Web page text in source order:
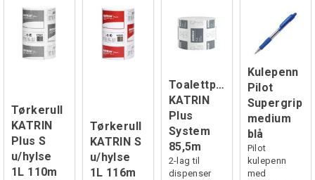
Tørkerull
KATRIN
Plus S
u/hylse
1L 110m
Tørkerull
KATRIN S
u/hylse
1L 116m
Toalettpapir
KATRIN
Plus
System
85,5m
2-lag til
dispenser
Kulepenn
Pilot
Supergrip
medium
blå
Pilot
kulepenn
med